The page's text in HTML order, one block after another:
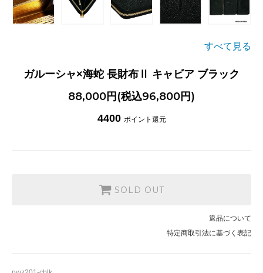
すべて見る
ガルーシャ×海蛇 長財布Ⅱ キャビア ブラック
88,000円(税込96,800円)
4400 ポイント還元
SOLD OUT
返品について
特定商取引法に基づく表記